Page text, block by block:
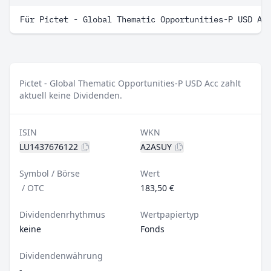
Für Pictet - Global Thematic Opportunities-P USD
Pictet - Global Thematic Opportunities-P USD Acc zahlt
aktuell keine Dividenden.
ISIN
LU1437676122
WKN
A2ASUY
Symbol / Börse
/ OTC
Wert
183,50 €
Dividendenrhythmus
keine
Wertpapiertyp
Fonds
Dividendenwährung